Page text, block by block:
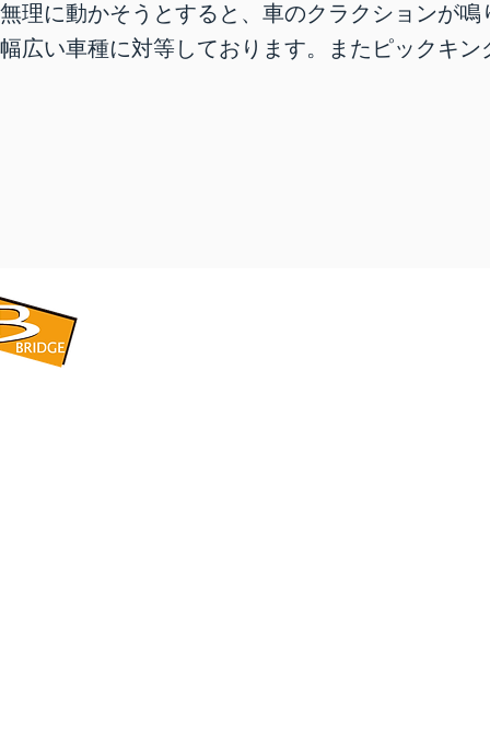
無理に動かそうとすると、車のクラクションが
幅広い車種に対等しております。またピックキ